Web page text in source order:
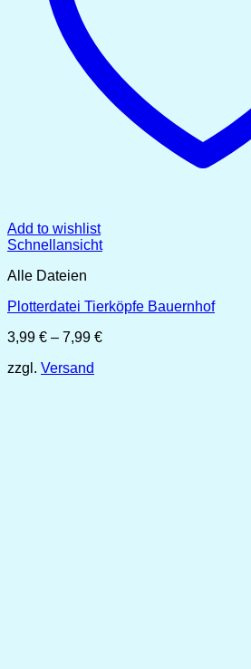
Add to wishlist
Schnellansicht
Alle Dateien
Plotterdatei Tierköpfe Bauernhof
3,99 € – 7,99 €Preisspanne:
zzgl. Versand